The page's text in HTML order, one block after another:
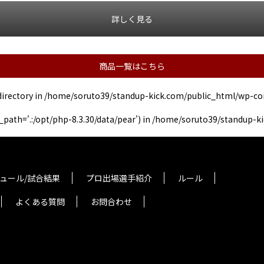
詳しく見る
商品一覧はこちら
in /home/soruto39/standup-kick.com/public_html/wp-
opt/php-8.3.30/data/pear') in /home/soruto39/standup-
ール/試合結果 プロ出場選手紹介
ルール
よくある質問 お問合わせ